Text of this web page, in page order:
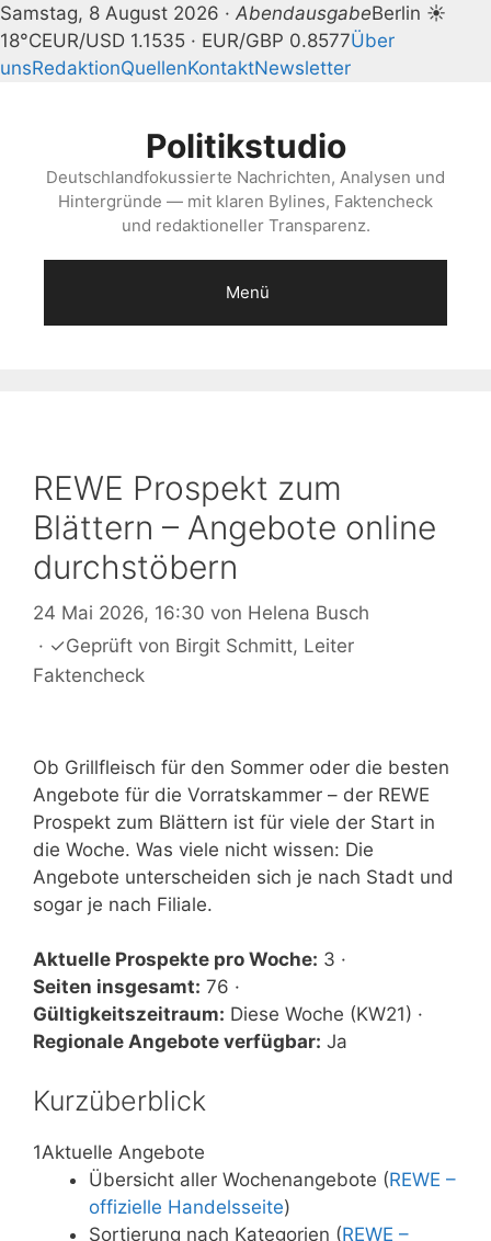
Samstag, 8 August 2026 · AbendausgabeBerlin ☀
18°CEUR/USD 1.1535 · EUR/GBP 0.8577Über
unsRedaktionQuellenKontaktNewsletter
Politikstudio
Deutschlandfokussierte Nachrichten, Analysen und
Hintergründe — mit klaren Bylines, Faktencheck
und redaktioneller Transparenz.
Menü
REWE Prospekt zum
Blättern – Angebote online
durchstöbern
24 Mai 2026, 16:30 von Helena Busch
· ✓Geprüft von Birgit Schmitt, Leiter
Faktencheck
Ob Grillfleisch für den Sommer oder die besten
Angebote für die Vorratskammer – der REWE
Prospekt zum Blättern ist für viele der Start in
die Woche. Was viele nicht wissen: Die
Angebote unterscheiden sich je nach Stadt und
sogar je nach Filiale.
Aktuelle Prospekte pro Woche: 3 ·
Seiten insgesamt: 76 ·
Gültigkeitszeitraum: Diese Woche (KW21) ·
Regionale Angebote verfügbar: Ja
Kurzüberblick
1Aktuelle Angebote
Übersicht aller Wochenangebote (REWE –
offizielle Handelsseite)
Sortierung nach Kategorien (REWE –